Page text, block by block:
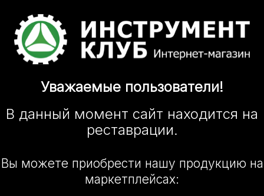
Уважаемые пользователи!
В данный момент сайт находится на
реставрации.
Вы можете приобрести нашу продукцию на
маркетплейсах: